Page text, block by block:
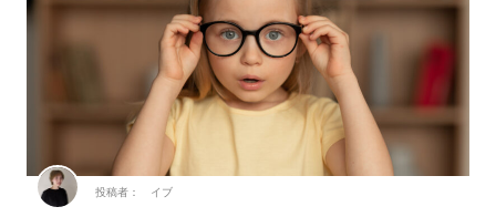
投稿者： イブ